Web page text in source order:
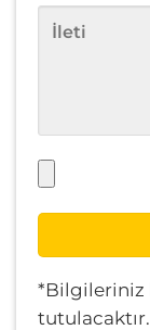
*Bilgileriniz
tutulacaktır.